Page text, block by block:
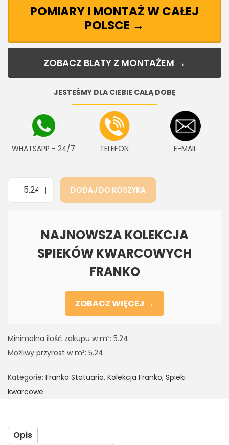
POMIARY I MONTAŻ W CAŁEJ
POLSCE →
ZOBACZ BLATY Z MONTAŻEM →
JESTEŚMY DLA CIEBIE CAŁĄ DOBĘ
WHATSAPP - 24/7 TELEFON E-MAIL
DODAJ DO KOSZYKA
NAJNOWSZA KOLEKCJA
SPIEKÓW KWARCOWYCH
FRANKO
ZOBACZ WIĘCEJ →
Minimalna ilość zakupu w m²: 5.24
Możliwy przyrost w m²: 5.24
Kategorie: Franko Statuario, Kolekcja Franko, Spieki
kwarcowe
Opis